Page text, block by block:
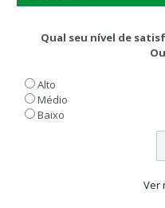
Qual seu nível de
Alto
Médio
Baixo
Ver